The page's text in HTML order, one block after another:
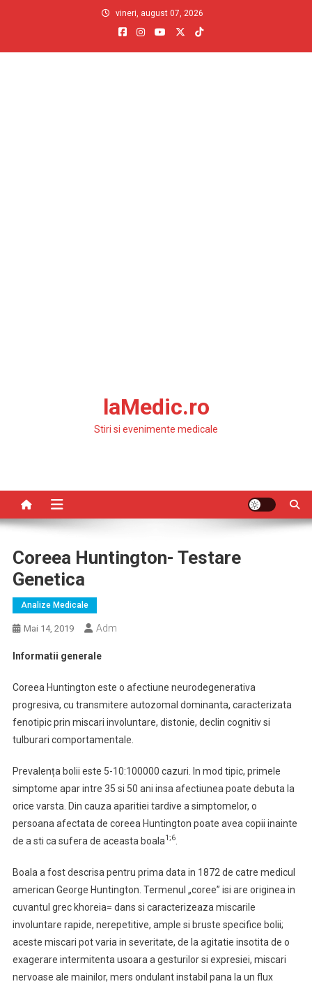
vineri, august 07, 2026
laMedic.ro
Stiri si evenimente medicale
Coreea Huntington- Testare
Genetica
Analize Medicale
Mai 14, 2019 Adm
Informatii generale
Coreea Huntington este o afectiune neurodegenerativa
progresiva, cu transmitere autozomal dominanta, caracterizata
fenotipic prin miscari involuntare, distonie, declin cognitiv si
tulburari comportamentale.
Prevalența bolii este 5-10:100000 cazuri. In mod tipic, primele
simptome apar intre 35 si 50 ani insa afectiunea poate debuta la
orice varsta. Din cauza aparitiei tardive a simptomelor, o
persoana afectata de coreea Huntington poate avea copii inainte
de a sti ca sufera de aceasta boala1;6.
Boala a fost descrisa pentru prima data in 1872 de catre medicul
american George Huntington. Termenul „coree” isi are originea in
cuvantul grec khoreia= dans si caracterizeaza miscarile
involuntare rapide, nerepetitive, ample si bruste specifice bolii;
aceste miscari pot varia in severitate, de la agitatie insotita de o
exagerare intermitenta usoara a gesturilor si expresiei, miscari
nervoase ale mainilor, mers ondulant instabil pana la un flux